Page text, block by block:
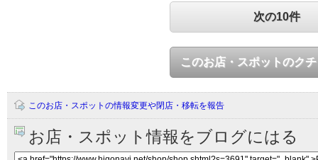
次の10件
このお店・スポットのク
このお店・スポットの情報変更や閉店・移転を報告
お店・スポット情報をブログにはる